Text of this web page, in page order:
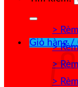
Giỏ hàng /
>
>
>
>